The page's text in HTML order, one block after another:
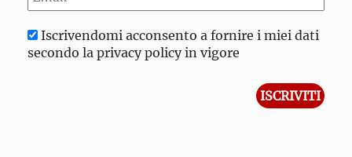
Iscrivendomi acconsento a fornire i miei dati
secondo la privacy policy in vigore